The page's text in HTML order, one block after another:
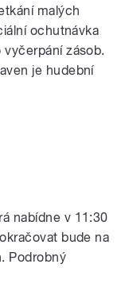
malých
ochutnávka
zásob.
je hudební
nabídne v 11:30
bude na
Podrobný